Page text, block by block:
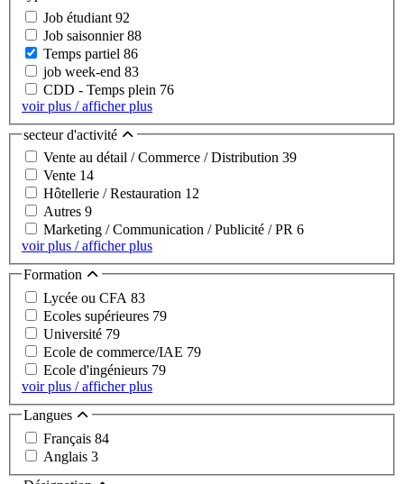
Job étudiant 92
Job saisonnier88
Temps partiel 86
job week-end 83
CDD - Temps plein 76
voir plus / afficher plus
secteur d'activité
Vente au détail / Commerce / Distribution 39
Vente 14
Hôtellerie / Restauration 12
Autres 9
Marketing / Communication / Publicité / PR 6
voir plus / afficher plus
Formation
Lycée ou CFA 83
Ecoles supérieures 79
Université 79
Ecole de commerce/IAE 79
Ecole d'ingénieurs 79
voir plus / afficher plus
Langues
Français 84
Anglais 3